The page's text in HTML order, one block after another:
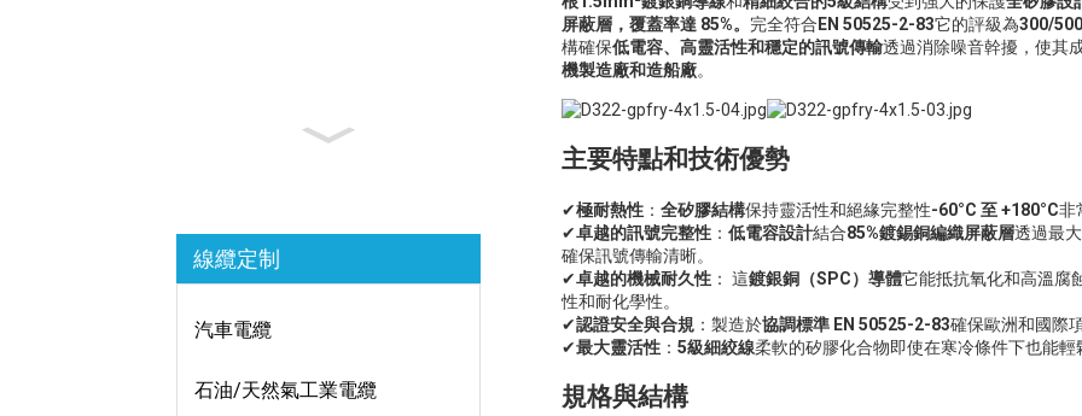
線纜定制
汽車電纜
石油/天然氣工業電纜
屏蔽層，覆蓋率達 85%。 完全符合 EN 50525-2-83它的評級為300/
構確保低電容、高靈活性和穩定的訊號傳輸透過消除噪音幹擾，使其
機製造廠和造船廠。
主要特點和技術優勢
✔極耐熱性 ： 全矽膠結構保持靈活性和絕緣完整性-60°C 至 +180°C非
✔卓越的訊號完整性 ： 低電容設計結合85%鍍錫銅編織屏蔽層透過最
確保訊號傳輸清晰。
✔卓越的機械耐久性 ： 這鍍銀銅（SPC）導體它能抵抗氧化和高溫腐
性和耐化學性。
✔認證安全與合規 ：製造於協調標準 EN 50525-2-83確保歐洲和國際
✔最大靈活性 ： 5級細絞線柔軟的矽膠化合物即使在寒冷條件下也能輕
規格與結構